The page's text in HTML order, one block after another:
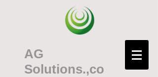
AG
Solutions.,co